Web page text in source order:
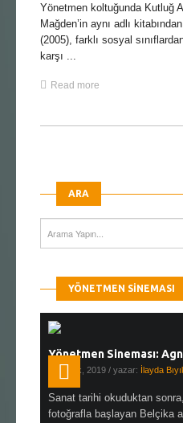
Yönetmen koltuğunda Kutluğ
Mağden’in aynı adlı
(2005), farklı sosyal
karşı ...
Read more
ARA
YÖNETMEN SINEMASI
Yönetmen Sineması:
19 Ocak, 2019 / yazar: İlayda
Sanat tarihi okuduktan
fotoğrafla başlayan Belçika